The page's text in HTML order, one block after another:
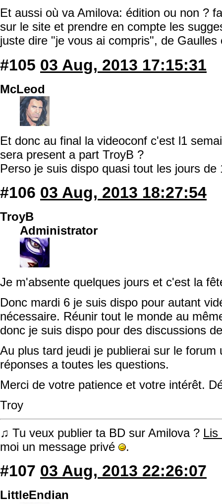
Et aussi où va Amilova: édition ou non ?
sur le site et prendre en compte les
juste dire "je vous ai compris", de
#105 03 Aug, 2013 17:15:31
McLeod
Et donc au final la videoconf c'est l1
sera present a part TroyB ?
Perso je suis dispo quasi tout les jours de
#106 03 Aug, 2013 18:27:54
TroyB
Administrator
Je m'absente quelques jours et c'est la
Donc mardi 6 je suis dispo pour autant
nécessaire. Réunir tout le monde au
donc je suis dispo pour des discussions
Au plus tard jeudi je publierai sur le forum
réponses a toutes les questions.
Merci de votre patience et votre intérêt.
Troy
♫ Tu veux publier ta BD sur Amilova ? Lis
moi un message privé
.
#107 03 Aug, 2013 22:26:07
LittleEndian